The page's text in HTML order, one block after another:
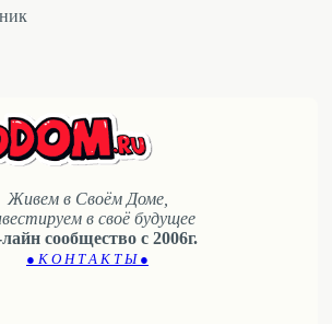
Живем в Своём Доме,
в своё будущее
сообщество с 2006г.
● К О Н Т А К Т Ы ●